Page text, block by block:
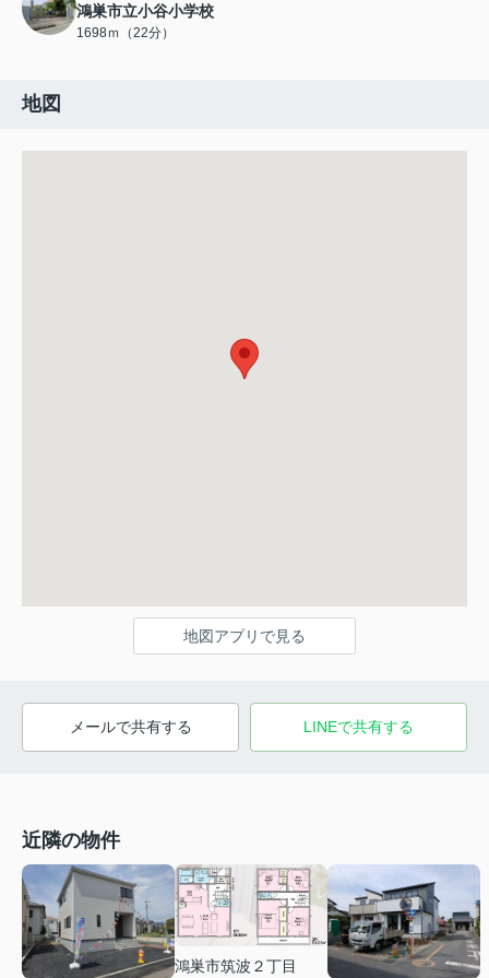
鴻巣市立小谷小学校
1698ｍ（22分）
地図
地図アプリで見る
メールで共有する LINEで共有する
近隣の物件
鴻巣市筑波２丁目